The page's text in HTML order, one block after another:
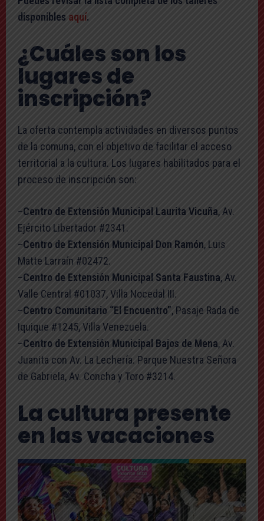
disponibles aquí.
¿Cuáles son los
lugares de
inscripción?
La oferta contempla actividades en diversos puntos
de la comuna, con el objetivo de facilitar el acceso
territorial a la cultura. Los lugares habilitados para el
proceso de inscripción son:
–Centro de Extensión Municipal Laurita Vicuña, Av.
Ejército Libertador #2341.
–Centro de Extensión Municipal Don Ramón, Luis
Matte Larraín #02472.
–Centro de Extensión Municipal Santa Faustina, Av.
Valle Central #01037, Villa Nocedal III.
–Centro Comunitario “El Encuentro”, Pasaje Rada de
Iquique #1245, Villa Venezuela.
–Centro de Extensión Municipal Bajos de Mena, Av.
Juanita con Av. La Lechería. Parque Nuestra Señora
de Gabriela, Av. Concha y Toro #3214.
La cultura presente
en las vacaciones